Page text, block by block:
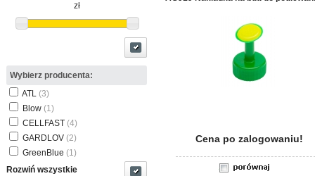
zł
Wybierz producenta:
ATL (3)
Blow (1)
CELLFAST (4)
GARDLOV (2)
GreenBlue (1)
Rozwiń wszystkie
Cena po zalogowaniu!